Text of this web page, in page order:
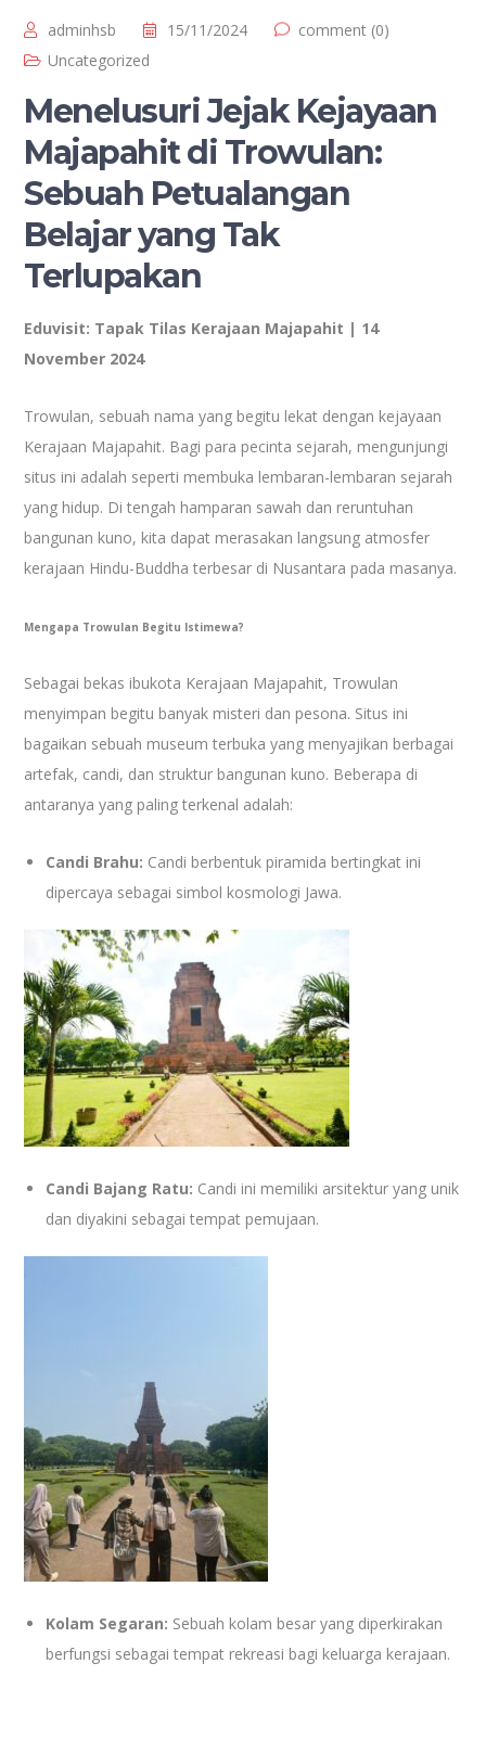
adminhsb 15/11/2024
comment (0)
Uncategorized
Menelusuri Jejak Kejayaan
Majapahit di Trowulan:
Sebuah Petualangan
Belajar yang Tak
Terlupakan
Eduvisit: Tapak Tilas Kerajaan Majapahit | 14
November 2024
Trowulan, sebuah nama yang begitu lekat dengan kejayaan
Kerajaan Majapahit. Bagi para pecinta sejarah, mengunjungi
situs ini adalah seperti membuka lembaran-lembaran sejarah
yang hidup. Di tengah hamparan sawah dan reruntuhan
bangunan kuno, kita dapat merasakan langsung atmosfer
kerajaan Hindu-Buddha terbesar di Nusantara pada masanya.
Mengapa Trowulan Begitu Istimewa?
Sebagai bekas ibukota Kerajaan Majapahit, Trowulan
menyimpan begitu banyak misteri dan pesona. Situs ini
bagaikan sebuah museum terbuka yang menyajikan berbagai
artefak, candi, dan struktur bangunan kuno. Beberapa di
antaranya yang paling terkenal adalah:
Candi Brahu: Candi berbentuk piramida bertingkat ini
dipercaya sebagai simbol kosmologi Jawa.
Candi Bajang Ratu: Candi ini memiliki arsitektur yang unik
dan diyakini sebagai tempat pemujaan.
Kolam Segaran: Sebuah kolam besar yang diperkirakan
berfungsi sebagai tempat rekreasi bagi keluarga kerajaan.